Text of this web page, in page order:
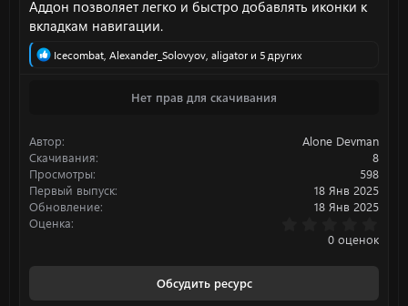
н
и
Аддон позволяет легко и быстро добавлять иконки к
вкладкам навигации.
Р
и
:
Icecombat, Alexander_Solovyov, aligator и 5 других
Нет прав для скачивания
Автор
Alone Devman
Скачивания
8
Просмотры
598
Первый выпуск
18 Янв 2025
Обновление
18 Янв 2025
Оценка
.
0
0 оценок
Обсудить ресурс